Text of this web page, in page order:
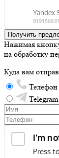
Получить
Нажимая
на обработку
Куда вам
Телефон
Telegram